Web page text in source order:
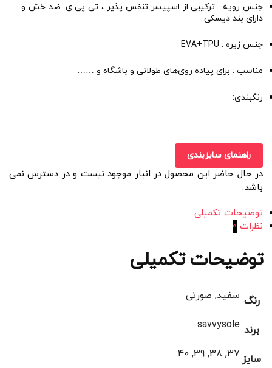
جنس رویه : ترکیبی از اسپیسر تنفس پذیر ، تی پی ی. ضد خش و
دارای بند دیسکی
جنس زیره : EVA+TPU
مناسب : برای پیاده روی‌های طولانی و باشگاه و ……
رنگبندی:
راهنمای سایزبندی
در حال حاضر این محصول در انبار موجود نیست و در دسترس نمی
باشد.
توضیحات تکمیلی
نظرات 0
توضیحات تکمیلی
رنگ سفید, صورتی
برند savvysole
سایز 37, 38, 39, 40